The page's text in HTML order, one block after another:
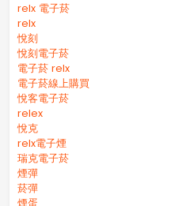
relx 電子菸
relx
悅刻
悅刻電子菸
電子菸 relx
電子菸線上購買
悅客電子菸
relex
悅克
relx電子煙
瑞克電子菸
煙彈
菸彈
煙蛋